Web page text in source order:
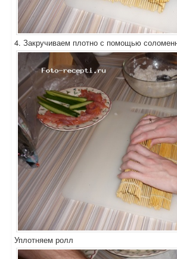
4. Закручиваем плотно с помощью
Уплотняем ролл